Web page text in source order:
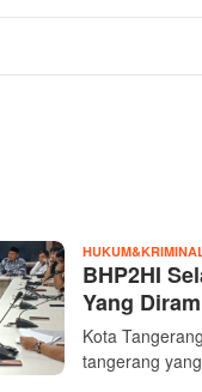
BHP2HI
Yang
Kota
tangerang